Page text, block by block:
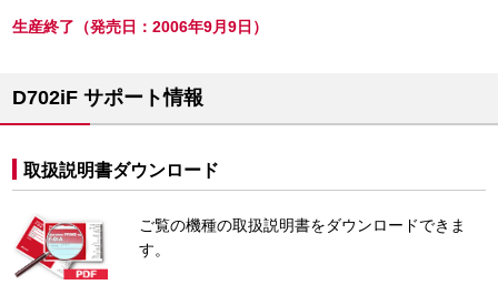
生産終了（発売日：2006年9月9日）
D702iF サポート情報
取扱説明書ダウンロード
ご覧の機種の取扱説明書をダウンロードできま
す。